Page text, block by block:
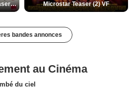
De la Comédie-Française Teaser (3) VF Microstar Teaser (2) VF
bandes annonces
au Cinéma
du ciel